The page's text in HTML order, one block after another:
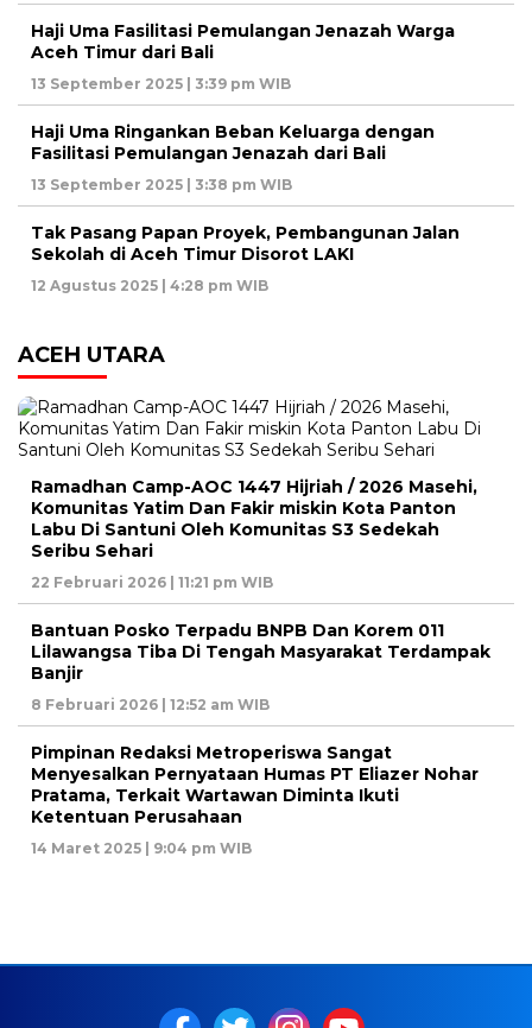
Haji Uma Fasilitasi Pemulangan Jenazah Warga
Aceh Timur dari Bali
13 September 2025 | 3:39 pm WIB
Haji Uma Ringankan Beban Keluarga dengan
Fasilitasi Pemulangan Jenazah dari Bali
13 September 2025 | 3:38 pm WIB
Tak Pasang Papan Proyek, Pembangunan Jalan
Sekolah di Aceh Timur Disorot LAKI
12 Agustus 2025 | 4:28 pm WIB
ACEH UTARA
Ramadhan Camp-AOC 1447 Hijriah / 2026 Masehi,
Komunitas Yatim Dan Fakir miskin Kota Panton
Labu Di Santuni Oleh Komunitas S3 Sedekah
Seribu Sehari
22 Februari 2026 | 11:21 pm WIB
Bantuan Posko Terpadu BNPB Dan Korem 011
Lilawangsa Tiba Di Tengah Masyarakat Terdampak
Banjir
8 Februari 2026 | 12:52 am WIB
Pimpinan Redaksi Metroperiswa Sangat
Menyesalkan Pernyataan Humas PT Eliazer Nohar
Pratama, Terkait Wartawan Diminta Ikuti
Ketentuan Perusahaan
14 Maret 2025 | 9:04 pm WIB